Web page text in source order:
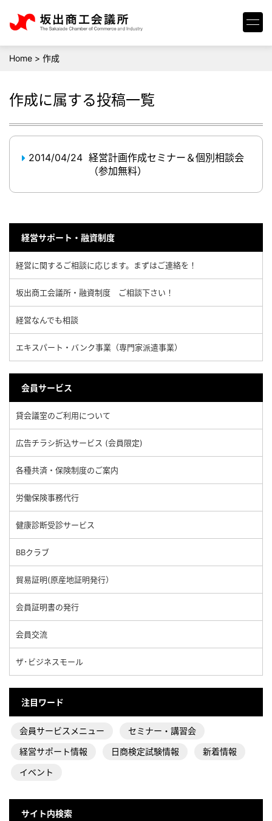
Home > 作成
作成に属する投稿一覧
2014/04/24 経営計画作成セミナー＆個別相談会
（参加無料）
経営サポート・融資制度
経営に関するご相談に応じます。まずはご連絡を！
坂出商工会議所・融資制度 ご相談下さい！
経営なんでも相談
エキスパート・バンク事業（専門家派遣事業）
会員サービス
貸会議室のご利用について
広告チラシ折込サービス (会員限定)
各種共済・保険制度のご案内
労働保険事務代行
健康診断受診サービス
BBクラブ
貿易証明(原産地証明発行）
会員証明書の発行
会員交流
ザ･ビジネスモール
注目ワード
会員サービスメニュー
セミナー・講習会
経営サポート情報
日商検定試験情報
新着情報
イベント
サイト内検索